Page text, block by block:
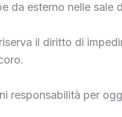
da esterno nelle
il diritto di
responsabilità per